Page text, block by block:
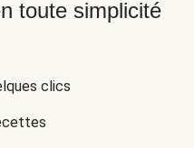
toute simplicité
clics